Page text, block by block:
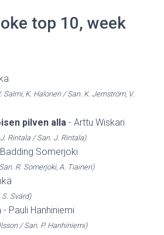
top 10, week
Salmi, K. Halonen / San. K. Jernström, V.
pilven alla - Arttu Wiskari
Rintala / San. J. Rintala)
Somerjoki
R. Somerjoki, A. Tiainen)
S. Svärd)
- Pauli Hanhiniemi
/ San. P. Hanhiniemi)